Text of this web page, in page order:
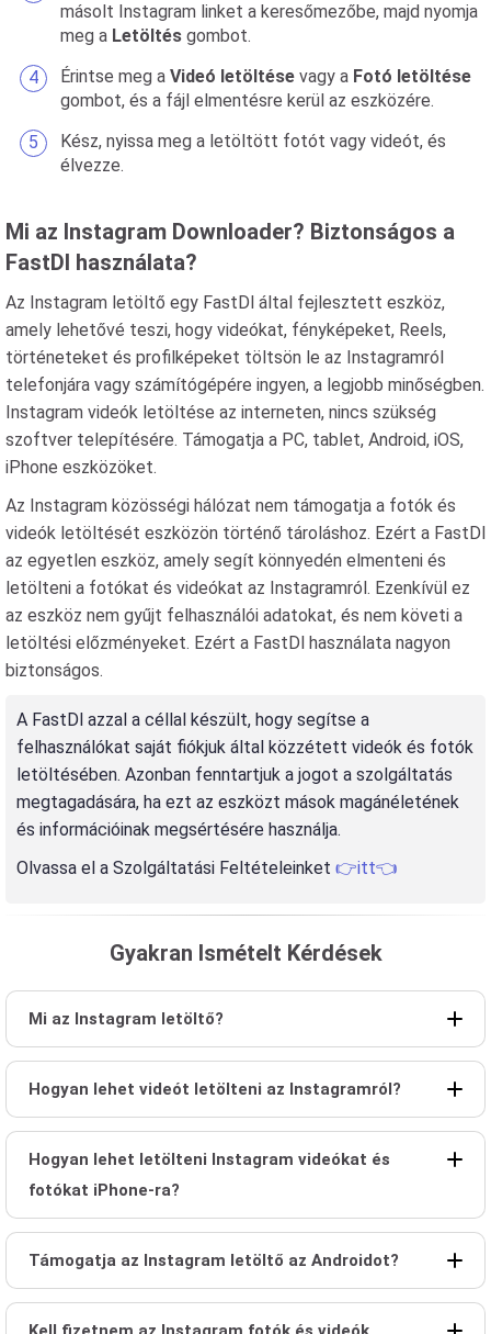
másolt Instagram linket a keresőmezőbe, majd nyomja
meg a Letöltés gombot.
Érintse meg a Videó letöltése vagy a Fotó letöltése
gombot, és a fájl elmentésre kerül az eszközére.
Kész, nyissa meg a letöltött fotót vagy videót, és
élvezze.
Mi az Instagram Downloader? Biztonságos a
FastDl használata?
Az Instagram letöltő egy FastDl által fejlesztett eszköz,
amely lehetővé teszi, hogy videókat, fényképeket, Reels,
történeteket és profilképeket töltsön le az Instagramról
telefonjára vagy számítógépére ingyen, a legjobb minőségben.
Instagram videók letöltése az interneten, nincs szükség
szoftver telepítésére. Támogatja a PC, tablet, Android, iOS,
iPhone eszközöket.
Az Instagram közösségi hálózat nem támogatja a fotók és
videók letöltését eszközön történő tároláshoz. Ezért a FastDl
az egyetlen eszköz, amely segít könnyedén elmenteni és
letölteni a fotókat és videókat az Instagramról. Ezenkívül ez
az eszköz nem gyűjt felhasználói adatokat, és nem követi a
letöltési előzményeket. Ezért a FastDl használata nagyon
biztonságos.
A FastDl azzal a céllal készült, hogy segítse a
felhasználókat saját fiókjuk által közzétett videók és fotók
letöltésében. Azonban fenntartjuk a jogot a szolgáltatás
megtagadására, ha ezt az eszközt mások magánéletének
és információinak megsértésére használja.
Olvassa el a Szolgáltatási Feltételeinket 👉itt👈
Gyakran Ismételt Kérdések
Mi az Instagram letöltő?
Hogyan lehet videót letölteni az Instagramról?
Hogyan lehet letölteni Instagram videókat és
fotókat iPhone-ra?
Támogatja az Instagram letöltő az Androidot?